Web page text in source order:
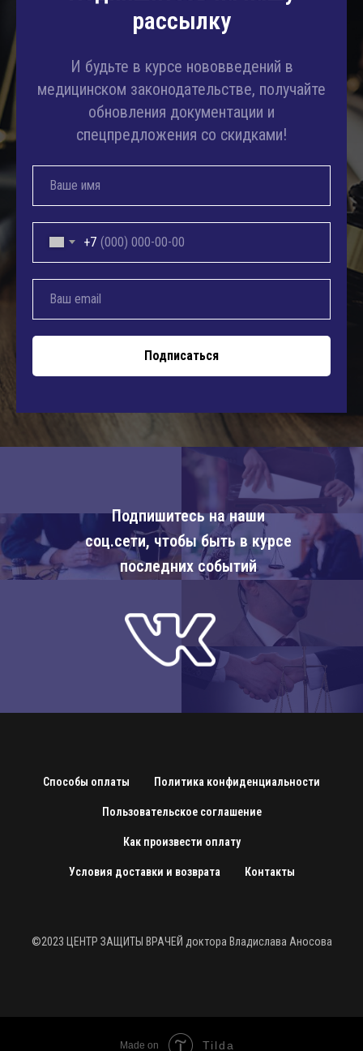
рассылку
И будьте в курсе нововведений в
медицинском законодательстве, получайте
обновления документации и
спецпредложения со скидками!
+7
Подписаться
Подпишитесь на наши
соц.сети, чтобы быть в курсе
последних событий
Способы оплаты Политика конфиденциальности
Пользовательское соглашение
Как произвести оплату
Условия доставки и возврата Контакты
©2023 ЦЕНТР ЗАЩИТЫ ВРАЧЕЙ доктора Владислава Аносова
Made on Tilda